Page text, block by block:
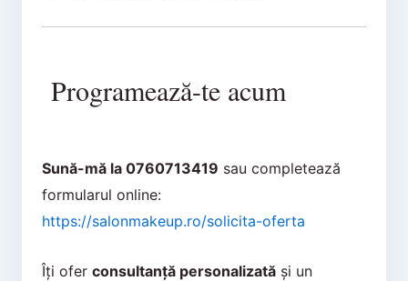
Programează-te acum
Sună-mă la 0760713419 sau completează
formularul online:
https://salonmakeup.ro/solicita-oferta
Îți ofer consultanță personalizatăși un